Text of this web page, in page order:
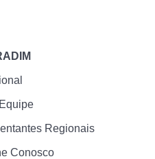
Regionais
Conosco